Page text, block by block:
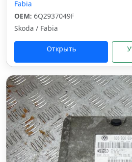
Fabia
OEM: 6Q2937049F
Skoda / Fabia
Открыть